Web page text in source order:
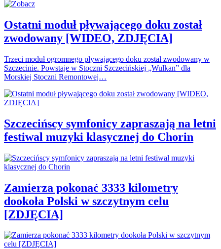
Ostatni moduł pływającego doku został
zwodowany [WIDEO, ZDJĘCIA]
Trzeci moduł ogromnego pływającego doku został zwodowany w
Szczecinie. Powstaje w Stoczni Szczecińskiej „Wulkan” dla
Morskiej Stoczni Remontowej…
Szczecińscy symfonicy zapraszają na letni
festiwal muzyki klasycznej do Chorin
Zamierza pokonać 3333 kilometry
dookoła Polski w szczytnym celu
[ZDJĘCIA]